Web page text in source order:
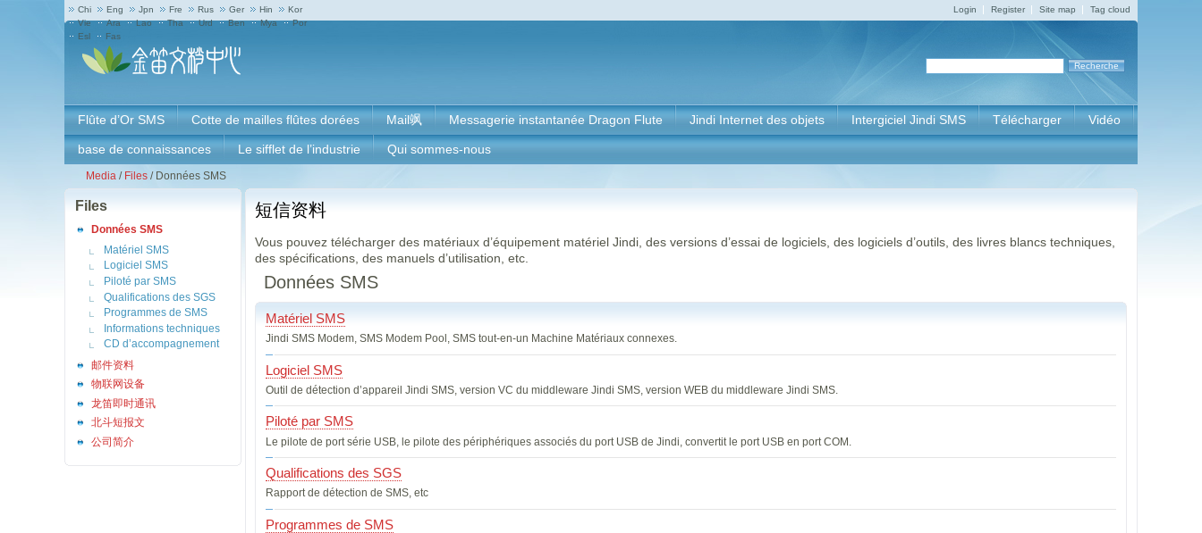
Chi Eng Jpn Fre Rus Ger Hin
Kor
Vie
Ara Lao Tha Urd Ben Mya
Por
Esl
Fas
Tag cloud
Site map
Register
Login
Flûte d’Or SMS Cotte de mailles flûtes dorées Mail飒 Messagerie instantanée Dragon Flute Jindi Internet des objets Intergiciel Jindi SMS Télécharger Vidéo
base de connaissances Le sifflet de l’industrie Qui sommes-nous
Media / Files / Données SMS
Files
Données SMS
Matériel SMS
Logiciel SMS
Piloté par SMS
Qualifications des SGS
Programmes de SMS
Informations techniques
CD d’accompagnement
邮件资料
物联网设备
龙笛即时通讯
北斗短报文
公司简介
短信资料
Vous pouvez télécharger des matériaux d’équipement matériel Jindi, des versions d’essai de logiciels, des logiciels d’outils, des livres blancs techniques,
des spécifications, des manuels d’utilisation, etc.
Données SMS
Matériel SMS
Jindi SMS Modem, SMS Modem Pool, SMS tout-en-un Machine Matériaux connexes.
Logiciel SMS
Outil de détection d’appareil Jindi SMS, version VC du middleware Jindi SMS, version WEB du middleware Jindi SMS.
Piloté par SMS
Le pilote de port série USB, le pilote des périphériques associés du port USB de Jindi, convertit le port USB en port COM.
Qualifications des SGS
Rapport de détection de SMS, etc
Programmes de SMS